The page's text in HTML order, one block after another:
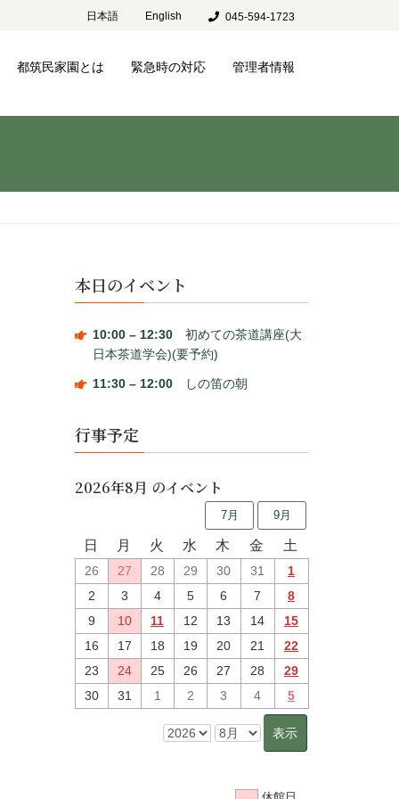
日本語 English 045-594-1723
都筑民家園とは 緊急時の対応 管理者情報
本日のイベント
10:00 – 12:30初めての茶道講座(大
日本茶道学会)(要予約)
11:30 – 12:00しの笛の朝
行事予定
2026年8月 のイベント
7月 9月
日 月 火 水 木 金 土
26 27 28 29 30 31
1
2
3 4 5 6 7
8
9
10 11 12 13 14
15
16
17 18 19 20 21
22
23
24 25 26 27 28
29
30
31 1 2 3 4 5